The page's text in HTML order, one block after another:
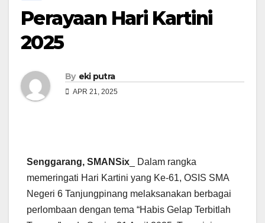
Perayaan Hari Kartini
2025
By eki putra
APR 21, 2025
Senggarang, SMANSix _ Dalam rangka
memeringati Hari Kartini yang Ke-61, OSIS SMA
Negeri 6 Tanjungpinang melaksanakan berbagai
perlombaan dengan tema “Habis Gelap Terbitlah